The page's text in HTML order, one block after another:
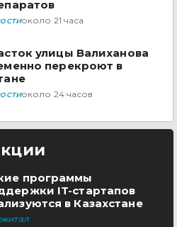
около 21 часа
улицы Валиханова
перекроют в
около 24 часов
программы
IT-стартапов
в Казахстане